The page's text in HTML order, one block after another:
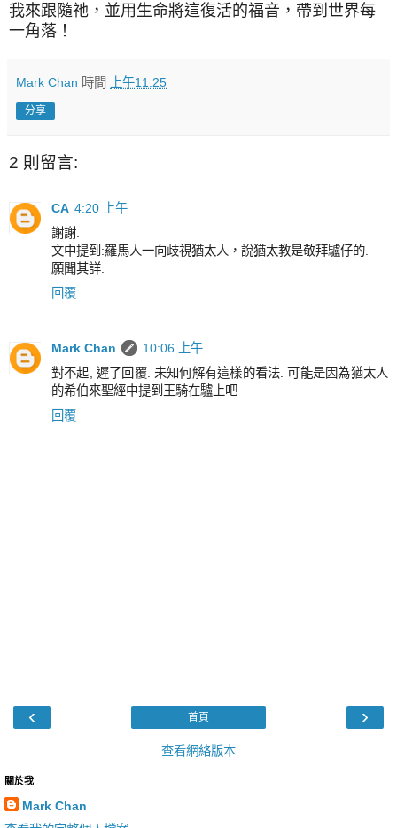
我來跟隨祂，並用生命將這復活的福音，帶到世界每
一角落！
Mark Chan 時間 上午11:25
分享
2 則留言:
CA 4:20 上午
謝謝.
文中提到:羅馬人一向歧視猶太人，說猶太教是敬拜驢仔的.
願聞其詳.
回覆
Mark Chan
10:06 上午
對不起, 遲了回覆. 未知何解有這樣的看法. 可能是因為猶太人
的希伯來聖經中提到王騎在驢上吧
回覆
‹ ›
首頁
查看網絡版本
關於我
Mark Chan